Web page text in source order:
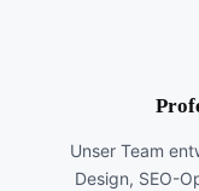
Unser Team
Design, SEO-